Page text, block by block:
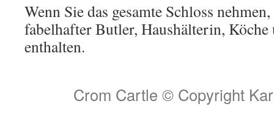
Wenn Sie das gesamte Schloss
fabelhafter Butler, Haushälterin, Köche
enthalten.
Crom Cartle © Copyright